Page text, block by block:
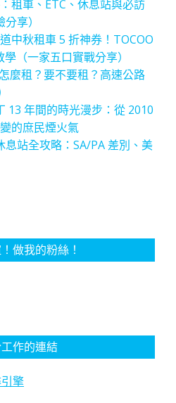
租車、ETC、休息站與必訪
享）
中秋租車 5 折神券！TOCOO
（一家五口實戰分享）
麼租？要不要租？高速公路
13 年間的時光漫步：從 2010
的庶民煙火氣
息站全攻略：SA/PA 差別、美
做我的粉絲！
作的連結
擎